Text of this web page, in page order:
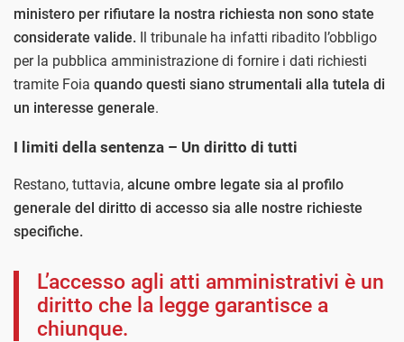
ministero per rifiutare la nostra richiesta non sono state
considerate valide. Il tribunale ha infatti ribadito l’obbligo
per la pubblica amministrazione di fornire i dati richiesti
tramite Foia quando questi siano strumentali alla tutela di
un interesse generale.
I limiti della sentenza – Un diritto di tutti
Restano, tuttavia, alcune ombre legate sia al profilo
generale del diritto di accesso sia alle nostre richieste
specifiche.
L’accesso agli atti amministrativi è un
diritto che la legge garantisce a
chiunque.